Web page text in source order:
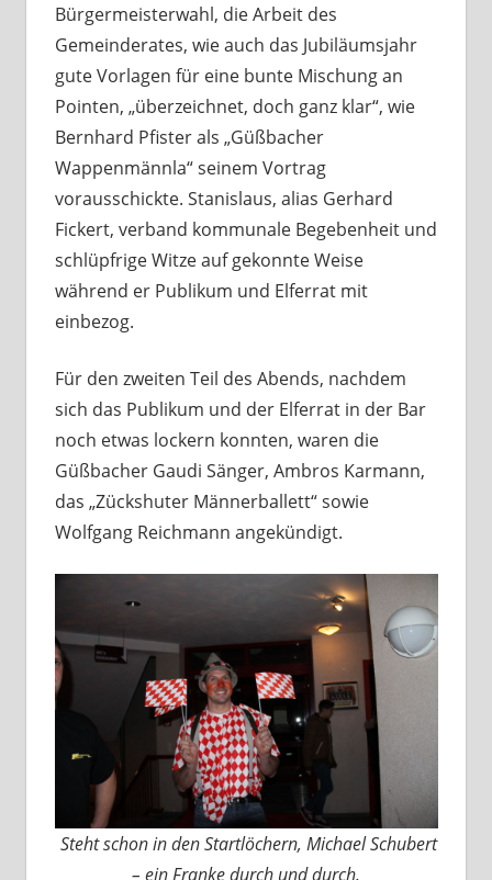
Bürgermeisterwahl, die Arbeit des
Gemeinderates, wie auch das Jubiläumsjahr
gute Vorlagen für eine bunte Mischung an
Pointen, „überzeichnet, doch ganz klar“, wie
Bernhard Pfister als „Güßbacher
Wappenmännla“ seinem Vortrag
vorausschickte. Stanislaus, alias Gerhard
Fickert, verband kommunale Begebenheit und
schlüpfrige Witze auf gekonnte Weise
während er Publikum und Elferrat mit
einbezog.
Für den zweiten Teil des Abends, nachdem
sich das Publikum und der Elferrat in der Bar
noch etwas lockern konnten, waren die
Güßbacher Gaudi Sänger, Ambros Karmann,
das „Zückshuter Männerballett“ sowie
Wolfgang Reichmann angekündigt.
Steht schon in den Startlöchern, Michael Schubert
– ein Franke durch und durch.